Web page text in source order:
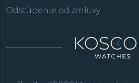
Odstúpenie od zmluvy